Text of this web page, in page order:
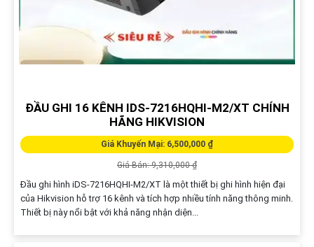
ĐẦU GHI 16 KÊNH IDS-7216HQHI-M2/XT CHÍNH
HÃNG HIKVISION
Giá Khuyến Mại: 6,500,000 ₫
Giá Bán: 9,310,000 ₫
Đầu ghi hình iDS-7216HQHI-M2/XT là một thiết bị ghi hình hiện đại
của Hikvision hỗ trợ 16 kênh và tích hợp nhiều tính năng thông minh.
Thiết bị này nổi bật với khả năng nhận diện...